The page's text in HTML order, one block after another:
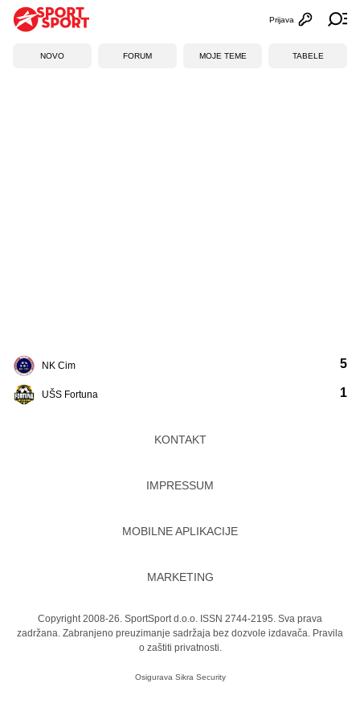
Otvori
Prijava
NOVO FORUM MOJE TEME TABELE
NK Cim
UŠS Fortuna
5
1
KONTAKT
IMPRESSUM
MOBILNE APLIKACIJE
MARKETING
Copyright 2008-26. SportSport d.o.o. ISSN 2744-2195. Sva prava
zadržana. Zabranjeno preuzimanje sadržaja bez dozvole izdavača. Pravila
o zaštiti privatnosti.
Osigurava Sikra Security